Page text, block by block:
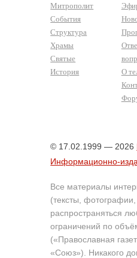
Митрополит
События
Структура
Храмы
Святые
История
О
© 17.02.1999 — 2026
Информационно-
Все материалы
(тексты,
распространяться
ограничений по
(«Православная
«Союз»). Никакого